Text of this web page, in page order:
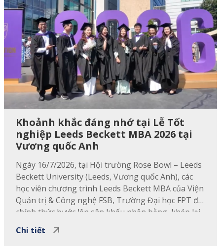
Khoảnh khắc đáng nhớ tại Lễ Tốt
nghiệp Leeds Beckett MBA 2026 tại
Vương quốc Anh
Ngày 16/7/2026, tại Hội trường Rose Bowl – Leeds
Beckett University (Leeds, Vương quốc Anh), các
học viên chương trình Leeds Beckett MBA của Viện
Quản trị & Công nghệ FSB, Trường Đại học FPT đã
chính thức bước lên sân khấu nhận bằng, khép lại
Chi tiết